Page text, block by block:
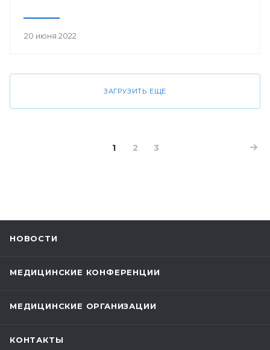
20 июня 2022
ЗАГРУЗИТЬ ЕЩЕ
1 2 3
НОВОСТИ
МЕДИЦИНСКИЕ КОНФЕРЕНЦИИ
МЕДИЦИНСКИЕ ОРГАНИЗАЦИИ
КОНТАКТЫ